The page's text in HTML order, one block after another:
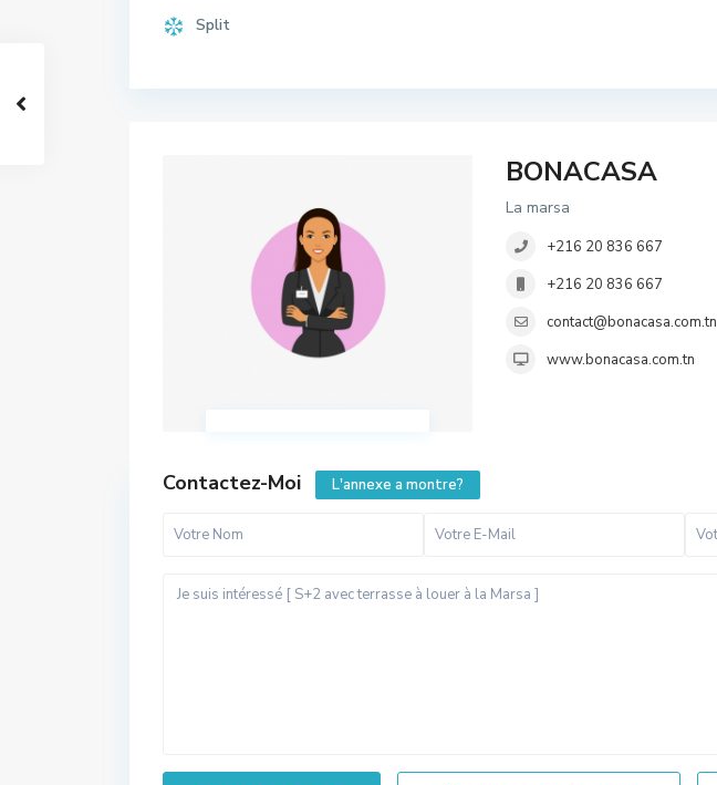
Split
BONACASA
La marsa
+216 20 836 667
+216 20 836 667
contact@bonacasa.com.tn
www.bonacasa.com.tn
Contactez-Moi L'annexe a montre?